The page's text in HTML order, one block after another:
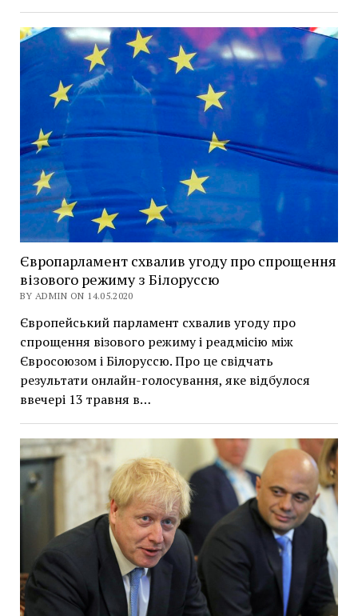
Європарламент схвалив угоду про спрощення
візового режиму з Білоруссю
BY ADMIN ON 14.05.2020
Європейський парламент схвалив угоду про
спрощення візового режиму і реадмісію між
Євросоюзом і Білоруссю. Про це свідчать
результати онлайн-голосування, яке відбулося
ввечері 13 травня в…